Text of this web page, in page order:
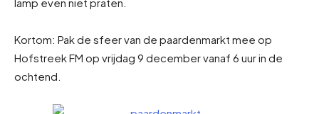
Kortom: Pak de sfeer van de paardenmarkt mee op
Hofstreek FM op vrijdag 9 december vanaf 6 uur in de
ochtend.